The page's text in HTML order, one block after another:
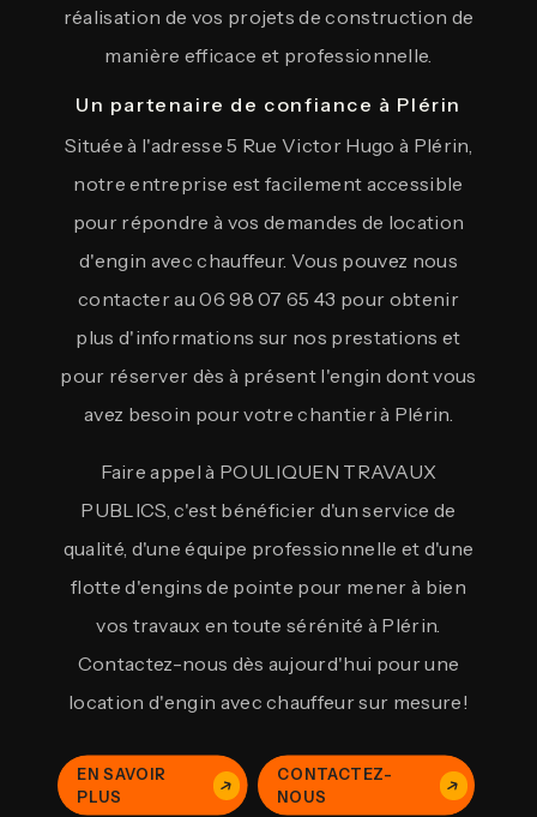
réalisation de vos projets de construction de
manière efficace et professionnelle.
Un partenaire de confiance à Plérin
Située à l'adresse 5 Rue Victor Hugo à Plérin,
notre entreprise est facilement accessible
pour répondre à vos demandes de location
d'engin avec chauffeur. Vous pouvez nous
contacter au 06 98 07 65 43 pour obtenir
plus d'informations sur nos prestations et
pour réserver dès à présent l'engin dont vous
avez besoin pour votre chantier à Plérin.
Faire appel à POULIQUEN TRAVAUX
PUBLICS, c'est bénéficier d'un service de
qualité, d'une équipe professionnelle et d'une
flotte d'engins de pointe pour mener à bien
vos travaux en toute sérénité à Plérin.
Contactez-nous dès aujourd'hui pour une
location d'engin avec chauffeur sur mesure!
EN SAVOIR
PLUS
CONTACTEZ-
NOUS